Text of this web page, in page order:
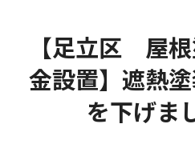
【足立区 屋
金設置】遮熱
を下げま